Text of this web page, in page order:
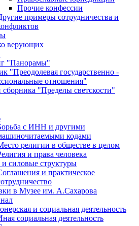
Прочие конфессии
примеры сотрудничества и
верующих
"Панорамы"
"Преодолевая государственно -
отношения"
сборника "Пределы светскости"
с ИНН и другими
кодами
религии в обществе в целом
и права человека
силовые структуры
и практическое
в Музее им. А.Сахарова
и социальная деятельность
социальная деятельность